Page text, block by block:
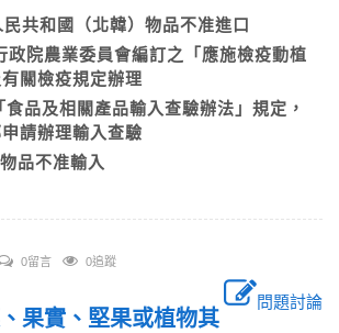
共和國（北韓）物品不准進口
院農業委員會編訂之「應施檢疫動植
關檢疫規定辦理
品及相關產品輸入查驗辦法」規定，
請辦理輸入查驗
品不准輸入
0留言 0追蹤
問題討論
果實、堅果或植物其